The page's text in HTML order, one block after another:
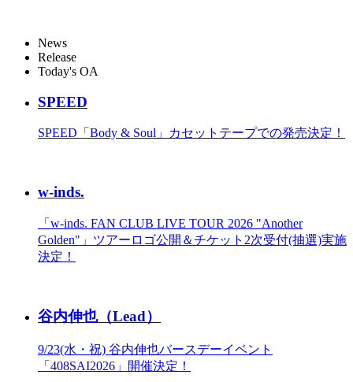
News
Release
Today's OA
SPEED
SPEED「Body & Soul」カセットテープでの発売決定！
w-inds.
「w-inds. FAN CLUB LIVE TOUR 2026 "Another
Golden"」ツアーロゴ公開＆チケット2次受付(抽選)実施
決定！
谷内伸也（Lead）
9/23(水・祝) 谷内伸也バースデーイベント
「408SAI2026」開催決定！